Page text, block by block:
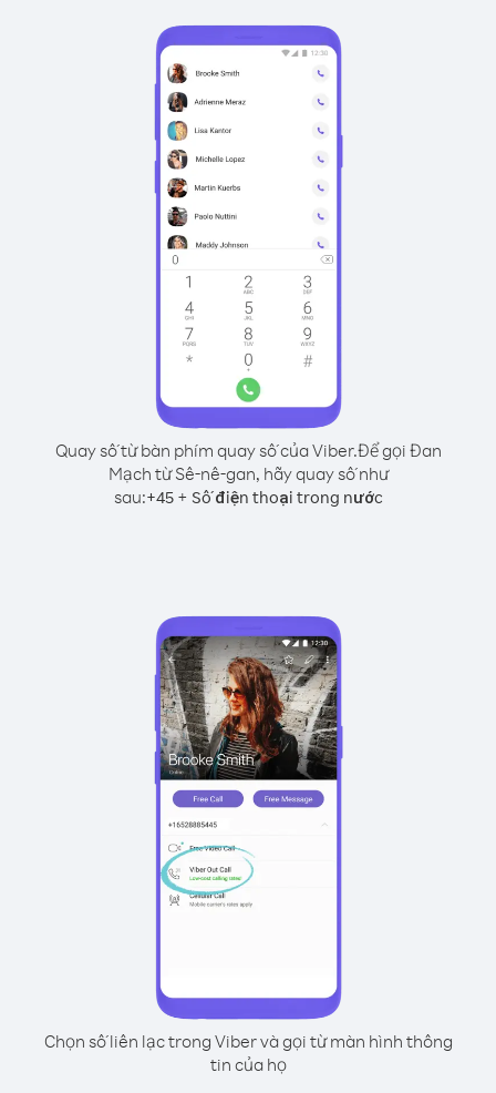
Quay số từ bàn phím quay số của Viber.Để gọi Đan
Mạch từ Sê-nê-gan, hãy quay số như
sau:+45+ Số điện thoại trong nước
Chọn số liên lạc trong Viber và gọi từ màn hình thông
tin của họ